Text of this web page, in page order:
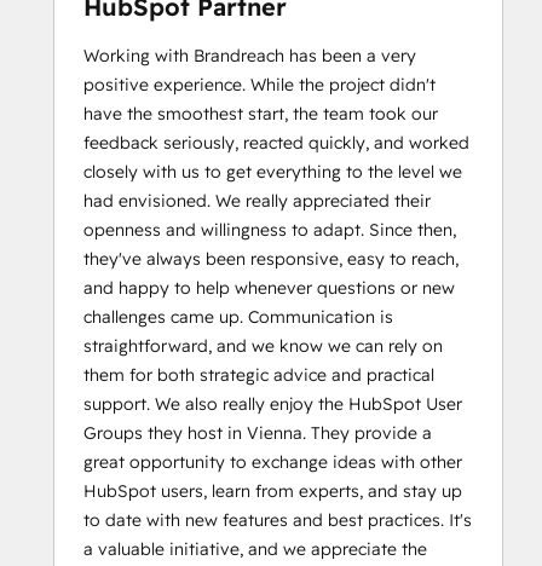
HubSpot Partner
Working with Brandreach has been a very
positive experience. While the project didn't
have the smoothest start, the team took our
feedback seriously, reacted quickly, and worked
closely with us to get everything to the level we
had envisioned. We really appreciated their
openness and willingness to adapt. Since then,
they've always been responsive, easy to reach,
and happy to help whenever questions or new
challenges came up. Communication is
straightforward, and we know we can rely on
them for both strategic advice and practical
support. We also really enjoy the HubSpot User
Groups they host in Vienna. They provide a
great opportunity to exchange ideas with other
HubSpot users, learn from experts, and stay up
to date with new features and best practices. It's
a valuable initiative, and we appreciate the